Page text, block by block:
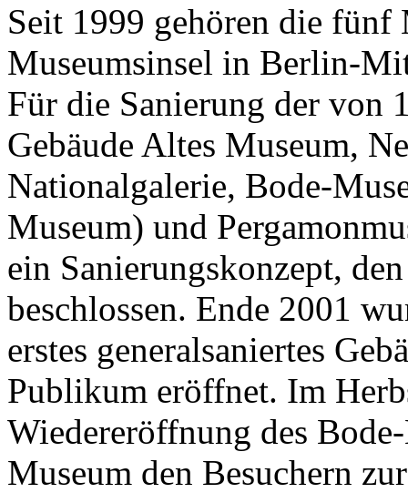
Seit 1999 gehören die fünf
Museumsinsel in Berlin-
Für die Sanierung der von
Gebäude Altes Museum,
Nationalgalerie, Bode-
Museum) und
ein Sanierungskonzept,
beschlossen. Ende 2001
erstes generalsaniertes
Publikum eröffnet. Im
Wiedereröffnung des
Museum den Besuchern